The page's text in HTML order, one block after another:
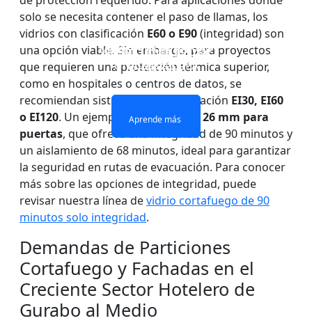
VIDRIO IGNÍFUGO DE
UNA SOLA CAPA
VIDRIO ignífugo de
doble capa
VENTANAS Y PUERTAS
CON ACRISTALAMIENTO
IGNÍFUGO
Aprende más
PARED DIVISOR DE
VIDRIO RESISTENTE AL
FUEGO
Aprende más
solo se necesita contener el paso de llamas, los
vidrios con clasificación E60 o E90(integridad) son
una opción viable. Sin embargo, para proyectos
que requieren una protección térmica superior,
como en hospitales o centros de datos, se
recomiendan sistemas con clasificación EI30, EI60
o EI120. Un ejemplo es el vidrio de 26 mm para
puertas, que ofrece una integridad de 90 minutos y
un aislamiento de 68 minutos, ideal para garantizar
la seguridad en rutas de evacuación. Para conocer
más sobre las opciones de integridad, puede
revisar nuestra línea devidrio cortafuego de 90
minutos solo integridad.
Demandas de Particiones
Cortafuego y Fachadas en el
Creciente Sector Hotelero de
Gurabo al Medio